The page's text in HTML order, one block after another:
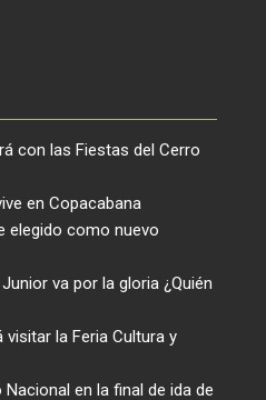
con las Fiestas del Cerro
en Copacabana
elegido como nuevo
va por la gloria ¿Quién
la Feria Cultura y
en la final de ida de